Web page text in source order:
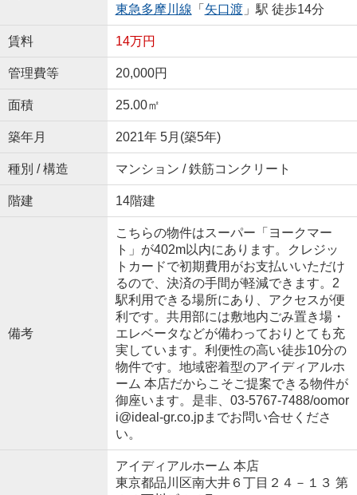
東急多摩川線 「 矢口渡」駅 徒歩14分
賃料 14万円
管理費等 20,000円
面積 25.00㎡
築年月 2021年 5月(築5年)
種別 / 構造 マンション / 鉄筋コンクリート
階建 14階建
備考
こちらの物件はスーパー「ヨークマー
ト」が402m以内にあります。クレジッ
トカードで初期費用がお支払いいただけ
るので、決済の手間が軽減できます。2
駅利用できる場所にあり、アクセスが便
利です。共用部には敷地内ごみ置き場・
エレベータなどが備わっておりとても充
実しています。利便性の高い徒歩10分の
物件です。地域密着型のアイディアルホ
ーム 本店だからこそご提案できる物件が
御座います。是非、03-5767-7488/oomor
i@ideal-gr.co.jpまでお問い合せくださ
い。
アイディアルホーム 本店
東京都品川区南大井６丁目２４－１３ 第